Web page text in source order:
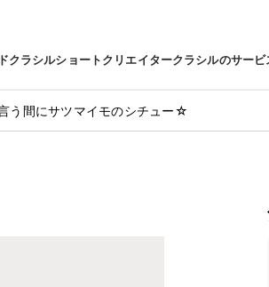
クラシルショートクリエイタークラシルのサービ
う間にサツマイモのシチュー☆